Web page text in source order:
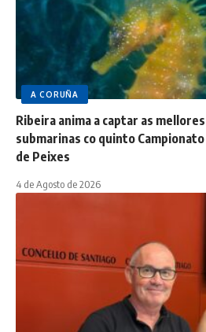
A CORUÑA
Ribeira anima a captar as
submarinas co quinto
de Peixes
4 de Agosto de 2026